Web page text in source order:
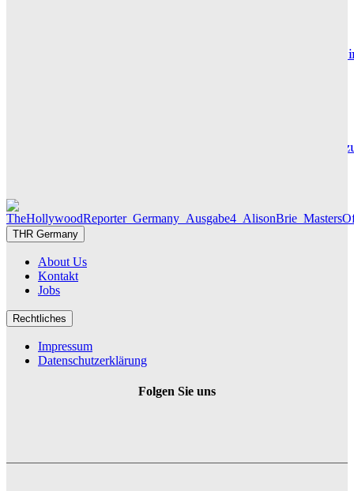
Maxton Hall: Erste Bilder aus Staffel 3 – der Serienhit geht
Die Geschichte hinter „Olivia Jones“ – Vom Provinzjungen
THR Germany
About Us
Kontakt
Jobs
Rechtliches
Impressum
Datenschutzerklärung
Folgen Sie uns